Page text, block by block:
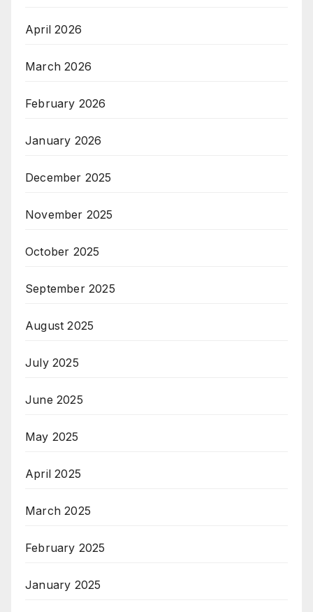
April 2026
March 2026
February 2026
January 2026
December 2025
November 2025
October 2025
September 2025
August 2025
July 2025
June 2025
May 2025
April 2025
March 2025
February 2025
January 2025